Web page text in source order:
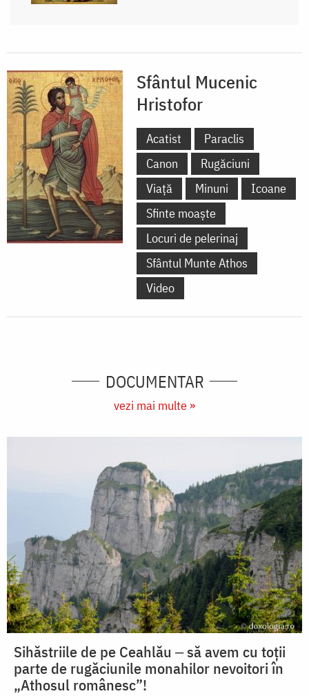
Sfântul Mucenic
Hristofor
Acatist
Paraclis
Canon
Rugăciuni
Viață
Minuni
Icoane
Sfinte moaște
Locuri de pelerinaj
Sfântul Munte Athos
Video
DOCUMENTAR
vezi mai multe »
Sihăstriile de pe Ceahlău ‒ să avem cu toții
parte de rugăciunile monahilor nevoitori în
„Athosul românesc”!